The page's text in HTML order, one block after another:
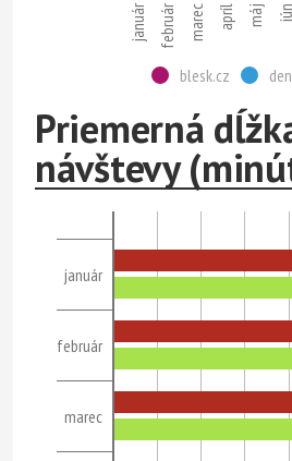
január február marec apríl máj jún
blesk.cz
Priemerná
návštevy
január
február
marec